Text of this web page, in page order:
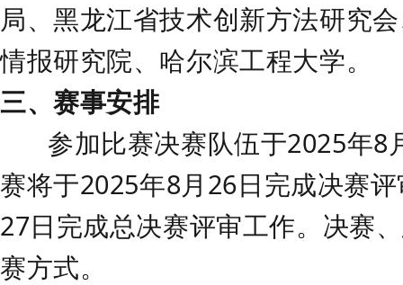
局、黑龙江省技术创新方法研究
情报研究院、哈尔滨工程大学。
三、赛事安排
参加比赛决赛队伍于2025年8
赛将于2025年8月 26日完成决赛
27日完成总决赛评审工作。决赛
赛方式。